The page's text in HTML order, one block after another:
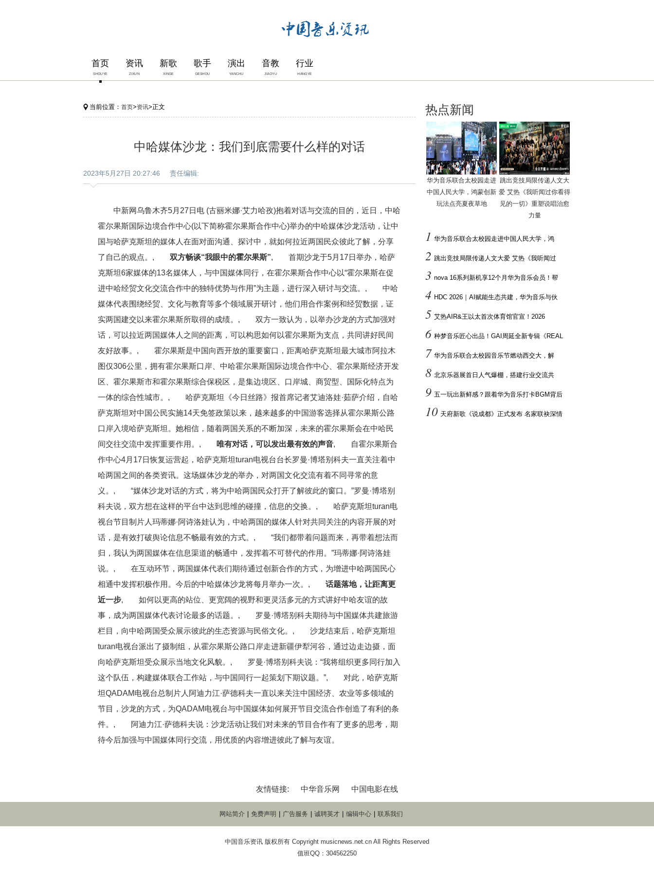
首页
SHOUYE
资讯
ZIXUN
新歌
XINGE
歌手
GESHOU
演出
YANCHU
音教
JIAOYU
行业
HANGYE
当前位置： 首页>资讯>正文
中哈媒体沙龙：我们到底需要什么样的对话
2023年5月27日 20:27:46 责任编辑:
中新网乌鲁木齐5月27日电 (古丽米娜·艾力哈孜)抱着对话与交流的目的，近日，中哈
霍尔果斯国际边境合作中心(以下简称霍尔果斯合作中心)举办的中哈媒体沙龙活动，让中
国与哈萨克斯坦的媒体人在面对面沟通、探讨中，就如何拉近两国民众彼此了解，分享
了自己的观点。, 双方畅谈“我眼中的霍尔果斯”, 首期沙龙于5月17日举办，哈萨
克斯坦6家媒体的13名媒体人，与中国媒体同行，在霍尔果斯合作中心以“霍尔果斯在促
进中哈经贸文化交流合作中的独特优势与作用”为主题，进行深入研讨与交流。, 中哈
媒体代表围绕经贸、文化与教育等多个领域展开研讨，他们用合作案例和经贸数据，证
实两国建交以来霍尔果斯所取得的成绩。, 双方一致认为，以举办沙龙的方式加强对
话，可以拉近两国媒体人之间的距离，可以构思如何以霍尔果斯为支点，共同讲好民间
友好故事。, 霍尔果斯是中国向西开放的重要窗口，距离哈萨克斯坦最大城市阿拉木
图仅306公里，拥有霍尔果斯口岸、中哈霍尔果斯国际边境合作中心、霍尔果斯经济开发
区、霍尔果斯市和霍尔果斯综合保税区，是集边境区、口岸城、商贸型、国际化特点为
一体的综合性城市。, 哈萨克斯坦《今日丝路》报首席记者艾迪洛娃·茹萨介绍，自哈
萨克斯坦对中国公民实施14天免签政策以来，越来越多的中国游客选择从霍尔果斯公路
口岸入境哈萨克斯坦。她相信，随着两国关系的不断加深，未来的霍尔果斯会在中哈民
间交往交流中发挥重要作用。, 唯有对话，可以发出最有效的声音, 自霍尔果斯合
作中心4月17日恢复运营起，哈萨克斯坦turan电视台台长罗曼·博塔别科夫一直关注着中
哈两国之间的各类资讯。这场媒体沙龙的举办，对两国文化交流有着不同寻常的意
义。, “媒体沙龙对话的方式，将为中哈两国民众打开了解彼此的窗口。”罗曼·博塔别
科夫说，双方想在这样的平台中达到思维的碰撞，信息的交换。, 哈萨克斯坦turan电
视台节目制片人玛蒂娜·阿诗洛娃认为，中哈两国的媒体人针对共同关注的内容开展的对
话，是有效打破舆论信息不畅最有效的方式。, “我们都带着问题而来，再带着想法而
归，我认为两国媒体在信息渠道的畅通中，发挥着不可替代的作用。”玛蒂娜·阿诗洛娃
说。, 在互动环节，两国媒体代表们期待通过创新合作的方式，为增进中哈两国民心
相通中发挥积极作用。今后的中哈媒体沙龙将每月举办一次。, 话题落地，让距离更
近一步, 如何以更高的站位、更宽阔的视野和更灵活多元的方式讲好中哈友谊的故
事，成为两国媒体代表讨论最多的话题。, 罗曼·博塔别科夫期待与中国媒体共建旅游
栏目，向中哈两国受众展示彼此的生态资源与民俗文化。, 沙龙结束后，哈萨克斯坦
turan电视台派出了摄制组，从霍尔果斯公路口岸走进新疆伊犁河谷，通过边走边摄，面
向哈萨克斯坦受众展示当地文化风貌。, 罗曼·博塔别科夫说：“我将组织更多同行加入
这个队伍，构建媒体联合工作站，与中国同行一起策划下期议题。”, 对此，哈萨克斯
坦QADAM电视台总制片人阿迪力江·萨德科夫一直以来关注中国经济、农业等多领域的
节目，沙龙的方式，为QADAM电视台与中国媒体如何展开节目交流合作创造了有利的条
件。, 阿迪力江·萨德科夫说：沙龙活动让我们对未来的节目合作有了更多的思考，期
待今后加强与中国媒体同行交流，用优质的内容增进彼此了解与友谊。
热点新闻
华为音乐联合太校园走进
中国人民大学，鸿蒙创新
玩法点亮夏夜草地
跳出竞技局限传递人文大
爱 艾热《我听闻过你看得
见的一切》重塑说唱治愈
力量
1 华为音乐联合太校园走进中国人民大学，鸿
2 跳出竞技局限传递人文大爱 艾热《我听闻过
3 nova 16系列新机享12个月华为音乐会员！帮
4 HDC 2026｜AI赋能生态共建，华为音乐与伙
5 艾热AIR&王以太首次体育馆官宣！2026
6 种梦音乐匠心出品！GAI周延全新专辑《REAL
7 华为音乐联合太校园音乐节燃动西交大，解
8 北京乐器展首日人气爆棚，搭建行业交流共
9 五一玩出新鲜感？跟着华为音乐打卡BGM背后
10 天府新歌《说成都》正式发布 名家联袂深情
友情链接: 中华音乐网 中国电影在线
网站简介 免费声明 广告服务 诚聘英才 编辑中心 联系我们
中国音乐资讯 版权所有 Copyright musicnews.net.cn All Rights Reserved
值班QQ：304562250